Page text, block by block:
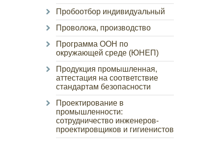
Пробоотбор индивидуальный
Проволока, производство
Программа ООН по
окружающей среде (ЮНЕП)
Продукция промышленная,
аттестация на соответствие
стандартам безопасности
Проектирование в
промышленности:
сотрудничество инженеров-
проектировщиков и гигиенистов